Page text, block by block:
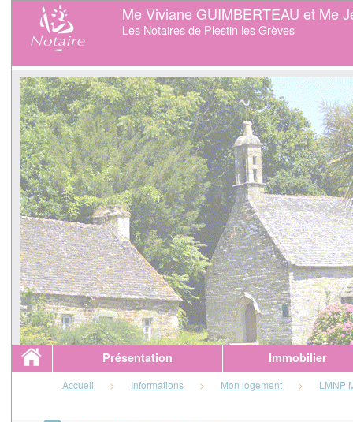
Me Viviane GUIMBERTEAU et Me
Les Notaires de Plestin les Grèves
Présentation Immobilier
Accueil > Informations > Mon logement > LMNP